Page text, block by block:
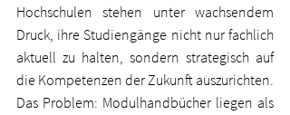
Hochschulen stehen unter wachsendem
Druck, ihre Studiengänge nicht nur fachlich
aktuell zu halten, sondern strategisch auf
die Kompetenzen der Zukunft auszurichten.
Das Problem: Modulhandbücher liegen als